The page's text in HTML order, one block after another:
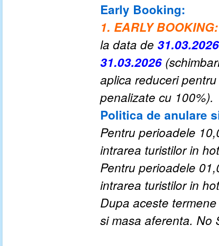
Early Booking:
1. EARLY BOOKING:
la data de
31.03.2026
aplica reduceri
penalizate cu 100%).
Politica de anulare
Pentru perioadele 10
intrarea turistilor in
Pentru perioadele 01
intrarea turistilor in
Dupa aceste
si masa aferenta. No